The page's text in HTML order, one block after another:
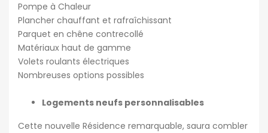
Pompe à Chaleur
Plancher chauffant et rafraîchissant
Parquet en chêne contrecollé
Matériaux haut de gamme
Volets roulants électriques
Nombreuses options possibles
Logements neufs personnalisables
Cette nouvelle Résidence remarquable, saura combler